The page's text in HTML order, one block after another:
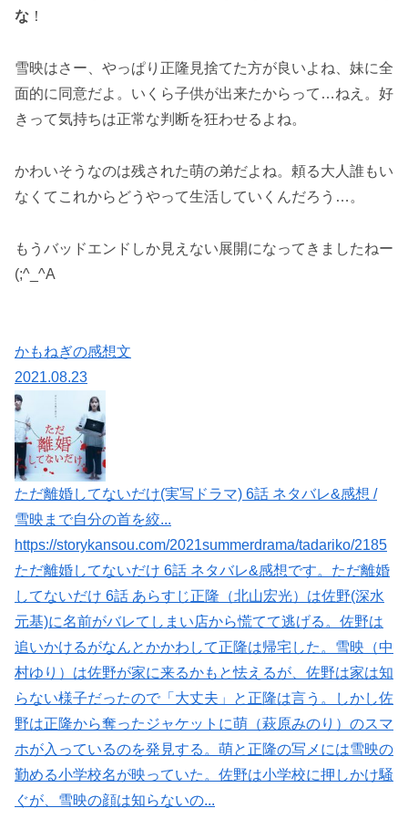
な ！
雪映はさー、やっぱり正隆見捨てた方が良いよね、妹に全
面的に同意だよ。いくら子供が出来たからって…ねえ。好
きって気持ちは正常な判断を狂わせるよね。
かわいそうなのは残された萌の弟だよね。頼る大人誰もい
なくてこれからどうやって生活していくんだろう…。
もうバッドエンドしか見えない展開になってきましたねー
(;^_^A
かもねぎの感想文
2021.08.23
ただ離婚してないだけ(実写ドラマ) 6話 ネタバレ&感想 /
雪映まで自分の首を絞...
https://storykansou.com/2021summerdrama/tadariko/2185
ただ離婚してないだけ 6話 ネタバレ&感想です。ただ離婚
してないだけ 6話 あらすじ正隆（北山宏光）は佐野(深水
元基)に名前がバレてしまい店から慌てて逃げる。佐野は
追いかけるがなんとかかわして正隆は帰宅した。雪映（中
村ゆり）は佐野が家に来るかもと怯えるが、佐野は家は知
らない様子だったので「大丈夫」と正隆は言う。しかし佐
野は正隆から奪ったジャケットに萌（萩原みのり）のスマ
ホが入っているのを発見する。萌と正隆の写メには雪映の
勤める小学校名が映っていた。佐野は小学校に押しかけ騒
ぐが、雪映の顔は知らないの...